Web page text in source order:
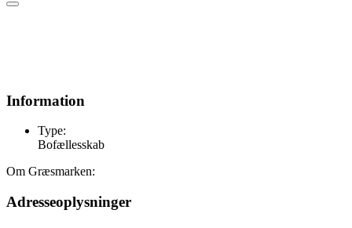
Information
Type:
Bofællesskab
Om Græsmarken:
Adresseoplysninger